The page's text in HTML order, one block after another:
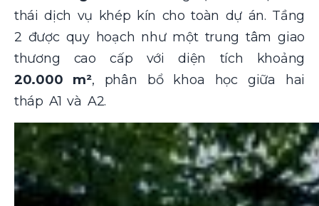
thái dịch vụ khép kín cho toàn dự án. Tầng
2 được quy hoạch như một trung tâm giao
thương cao cấp với diện tích khoảng
20.000 m², phân bổ khoa học giữa hai
tháp A1 và A2.